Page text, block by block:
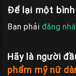
Để lại một
Bạn phảiđăng
Hãy là người
phẩm mỹ nữ